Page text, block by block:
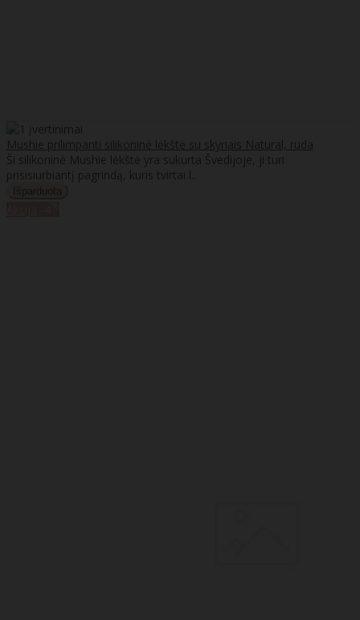
Mushie prilimpanti silikoninė lėkštė su skyriais Natural, ruda
Ši silikoninė Mushie lėkštė yra sukurta Švedijoje, ji turi
prisisiurbiantį pagrindą, kuris tvirtai l..